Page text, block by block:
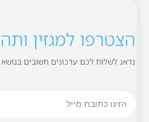
הצטרפו למגזין
נדאג לשלוח לכם עדכונים חשובים